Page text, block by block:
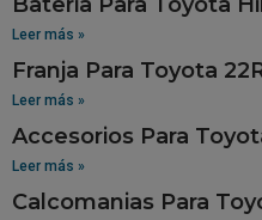
Leer más »
Franja Para Toyota
Leer más »
Accesorios Para
Leer más »
Calcomanias Para